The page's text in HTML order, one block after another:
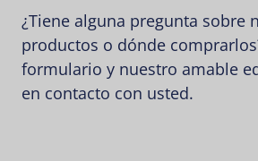
¿Tiene alguna pregunta sobre
productos o dónde
formulario y nuestro amable
en contacto con usted.